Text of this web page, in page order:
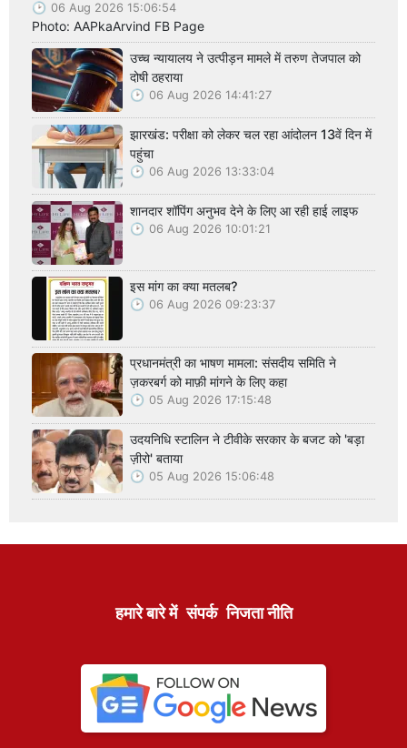
06 Aug 2026 15:06:54
Photo: AAPkaArvind FB Page
उच्च न्यायालय ने उत्पीड़न मामले में तरुण तेजपाल को
दोषी ठहराया
06 Aug 2026 14:41:27
झारखंड: परीक्षा को लेकर चल रहा आंदोलन 13वें दिन में
पहुंचा
06 Aug 2026 13:33:04
शानदार शॉपिंग अनुभव देने के लिए आ रही हाई लाइफ
06 Aug 2026 10:01:21
इस मांग का क्या मतलब?
06 Aug 2026 09:23:37
प्रधानमंत्री का भाषण मामला: संसदीय समिति ने
ज़करबर्ग को माफ़ी मांगने के लिए कहा
05 Aug 2026 17:15:48
उदयनिधि स्टालिन ने टीवीके सरकार के बजट को 'बड़ा
ज़ीरो' बताया
05 Aug 2026 15:06:48
हमारे बारे में संपर्क निजता नीति